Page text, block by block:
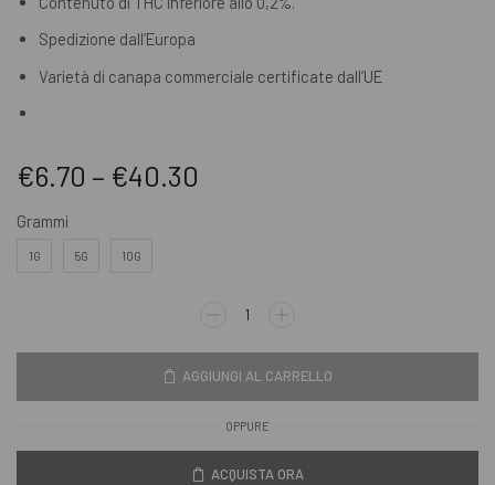
Spedizione dall’Europa
Varietà di canapa commerciale certificate dall’UE
€6.70 – €40.30
Grammi
1G 5G 10G
AGGIUNGI AL CARRELLO
OPPURE
ACQUISTA ORA